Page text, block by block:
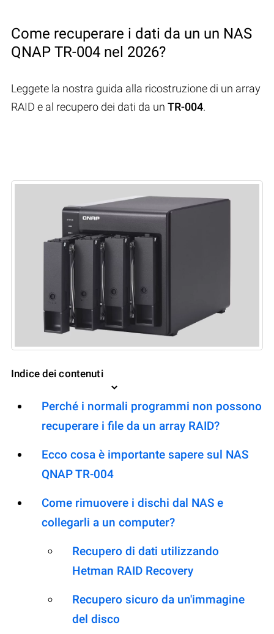
Come recuperare i dati da un un NAS
QNAP TR-004 nel 2026?
Leggete la nostra guida alla ricostruzione di un array
RAID e al recupero dei dati da un TR-004.
Indice dei contenuti
Perché i normali programmi non possono
recuperare i file da un array RAID?
Ecco cosa è importante sapere sul NAS
QNAP TR-004
Come rimuovere i dischi dal NAS e
collegarli a un computer?
Recupero di dati utilizzando
Hetman RAID Recovery
Recupero sicuro da un'immagine
del disco